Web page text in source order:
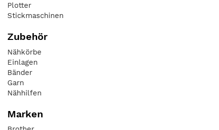
Plotter
Stickmaschinen
Zubehör
Nähkörbe
Einlagen
Bänder
Garn
Nähhilfen
Marken